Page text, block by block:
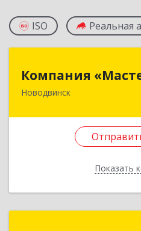
ISO Реальная
Компания
Новодвинск
Показать
164902,